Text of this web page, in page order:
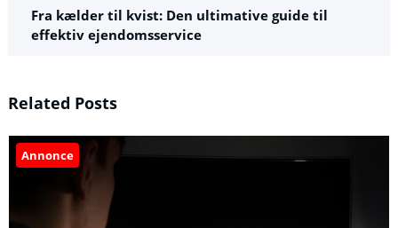
Fra kælder til kvist: Den ultimative guide til
effektiv ejendomsservice
Related Posts
Annonce